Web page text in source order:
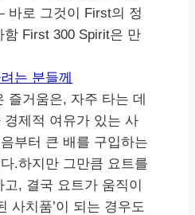
바로 그것이 First의 정
함 First 300 Spirit은 만
는 분들께
즐거움은, 자주 타는 데
경제적 여유가 있는 사
부터 큰 배를 구입하는
.하지만 그만큼 요트를
, 결국 요트가 움직이
사치품’이 되는 경우도